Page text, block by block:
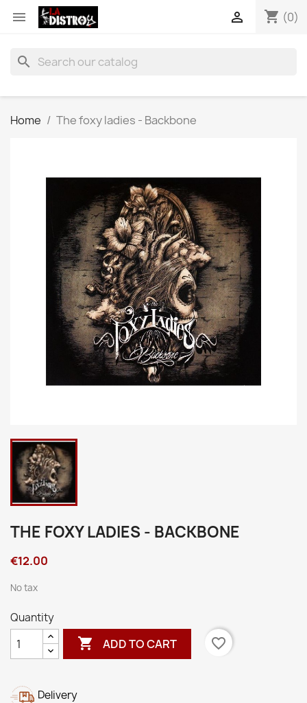
 shopping_cart (0)

search
Home The foxy ladies - Backbone
THE FOXY LADIES - BACKBONE
€12.00
No tax
Quantity
 ADD TO CART favorite_border
Delivery